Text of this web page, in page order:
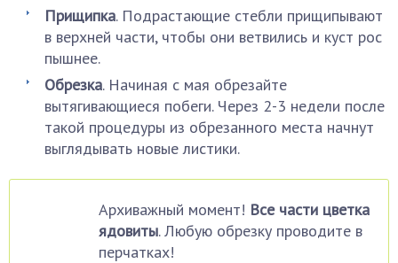
Прищипка. Подрастающие стебли прищипывают
в верхней части, чтобы они ветвились и куст рос
пышнее.
Обрезка. Начиная с мая обрезайте
вытягивающиеся побеги. Через 2-3 недели после
такой процедуры из обрезанного места начнут
выглядывать новые листики.
Архиважный момент! Все части цветка
ядовиты. Любую обрезку проводите в
перчатках!